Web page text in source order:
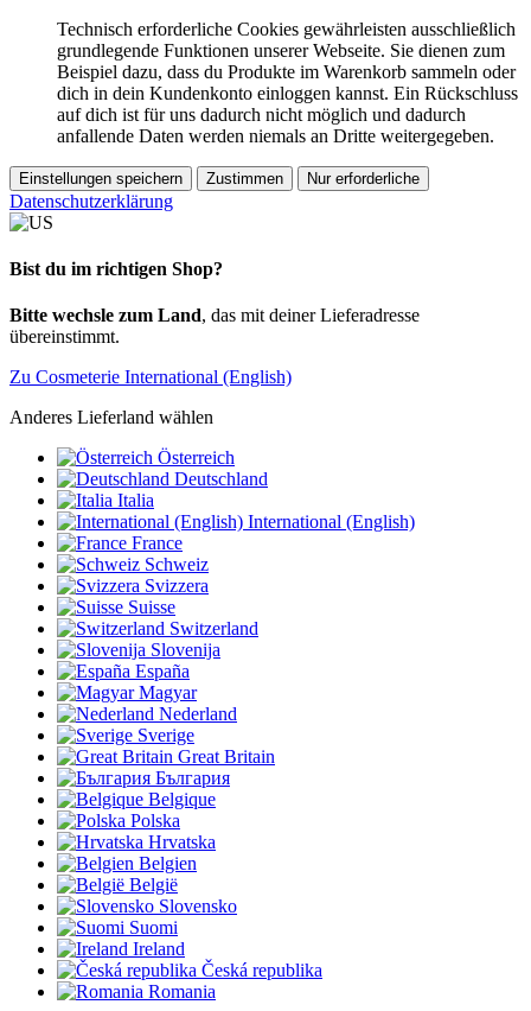
Technisch erforderliche Cookies gewährleisten ausschließlich
grundlegende Funktionen unserer Webseite. Sie dienen zum
Beispiel dazu, dass du Produkte im Warenkorb sammeln oder
dich in dein Kundenkonto einloggen kannst. Ein Rückschluss
auf dich ist für uns dadurch nicht möglich und dadurch
anfallende Daten werden niemals an Dritte weitergegeben.
Einstellungen speichern Zustimmen Nur erforderliche
Datenschutzerklärung
Bist du im richtigen Shop?
Bitte wechsle zum Land, das mit deiner Lieferadresse
übereinstimmt.
Zu Cosmeterie International (English)
Anderes Lieferland wählen
Österreich
Deutschland
Italia
International (English)
France
Schweiz
Svizzera
Suisse
Switzerland
Slovenija
España
Magyar
Nederland
Sverige
Great Britain
България
Belgique
Polska
Hrvatska
Belgien
België
Slovensko
Suomi
Ireland
Česká republika
Romania